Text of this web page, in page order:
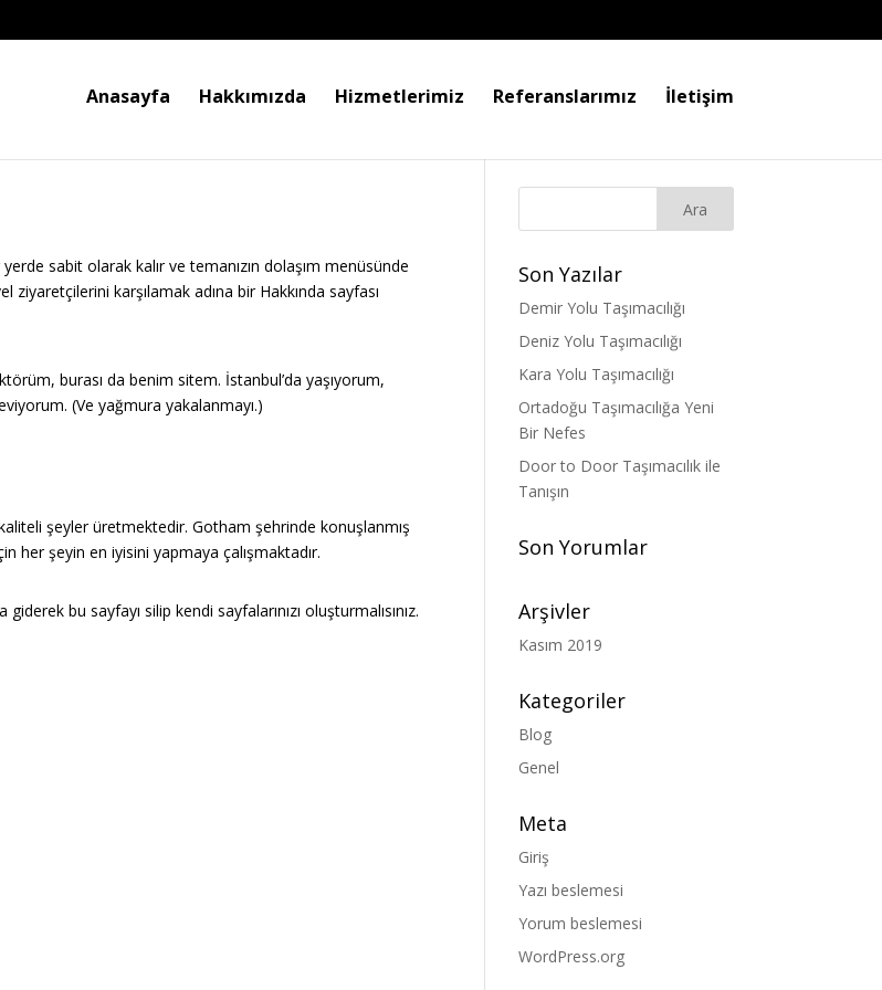
Anasayfa Hakkımızda Hizmetlerimiz Referanslarımız İletişim
sabit olarak kalır ve temanızın dolaşım menüsünde
karşılamak adına bir Hakkında sayfası
burası da benim sitem. İstanbul’da yaşıyorum,
(Ve yağmura yakalanmayı.)
şeyler üretmektedir. Gotham şehrinde konuşlanmış
her şeyin en iyisini yapmaya çalışmaktadır.
giderek bu sayfayı silip kendi sayfalarınızı oluşturmalısınız.
Son Yazılar
Demir Yolu Taşımacılığı
Deniz Yolu Taşımacılığı
Kara Yolu Taşımacılığı
Ortadoğu Taşımacılığa Yeni
Bir Nefes
Door to Door Taşımacılık ile
Tanışın
Son Yorumlar
Arşivler
Kasım 2019
Kategoriler
Blog
Genel
Meta
Giriş
Yazı beslemesi
Yorum beslemesi
WordPress.org